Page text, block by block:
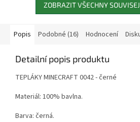
ZOBRAZIT VŠECHNY
Popis Podobné (16) Hodnocení
Detailní popis produktu
TEPLÁKY MINECRAFT 0042 - černé
Materiál: 100% bavlna.
Barva: černá.